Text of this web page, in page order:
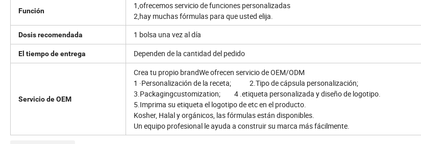
Función
1,ofrecemos servicio de funciones personalizadas
2,hay muchas fórmulas para que usted elija.
Dosis recomendada 1 bolsa una vez al día
El tiempo de entrega Dependen de la cantidad del pedido
Servicio de OEM
Crea tu propio brandWe ofrecen servicio de OEM/ODM
1 ·Personalización de la receta; 2.Tipo de cápsula personalización;
3.Packagingcustomization; 4 .etiqueta personalizada y diseño de logotipo.
5.Imprima su etiqueta el logotipo de etc en el producto.
Kosher, Halal y orgánicos, las fórmulas están disponibles.
Un equipo profesional le ayuda a construir su marca más fácilmente.